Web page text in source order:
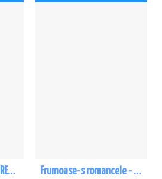
CEA MAI GREA ESTE IUBIREA - Eforie Nord Frumoase-s romancele - Mamaia